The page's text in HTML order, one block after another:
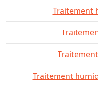
Traitement
Traitement